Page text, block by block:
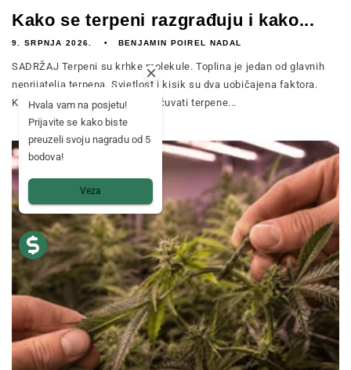
Kako se terpeni razgrađuju i kako...
9. SRPNJA 2026. BENJAMIN POIREL NADAL
SADRŽAJ Terpeni su krhke molekule. Toplina je jedan od glavnih
neprijatelja terpena. Svjetlost i kisik su dva uobičajena faktora.
Kako učinkovito svakodnevno čuvati terpene...
Hvala vam na posjetu!
Prijavite se kako biste
preuzeli svoju nagradu od 5
bodova!
Veza